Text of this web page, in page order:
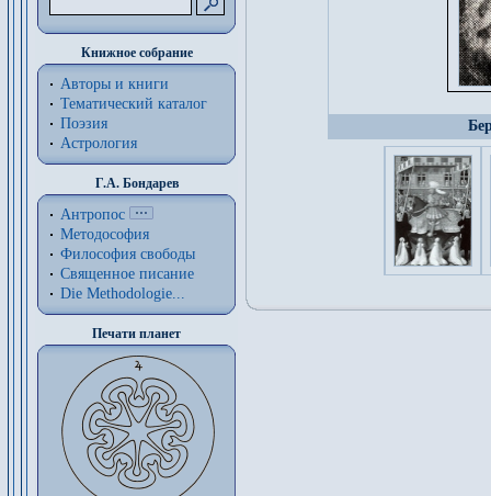
Книжное собрание
Авторы и книги
Тематический каталог
Поэзия
Астрология
Г.А. Бондарев
Антропос
Методософия
Философия cвободы
Священное писание
Die Methodologie...
Печати планет